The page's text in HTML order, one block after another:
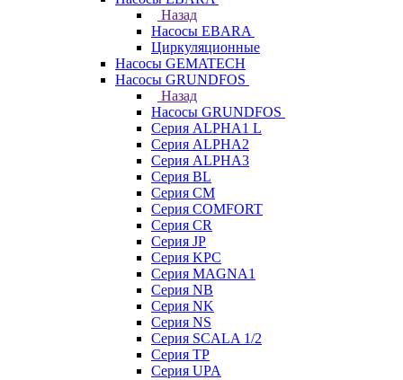
Назад
Насосы EBARA
Циркуляционные
Насосы GEMATECH
Насосы GRUNDFOS
Назад
Насосы GRUNDFOS
Серия ALPHA1 L
Серия ALPHA2
Серия ALPHA3
Серия BL
Серия CM
Серия COMFORT
Серия CR
Серия JP
Серия KPC
Серия MAGNA1
Серия NB
Серия NK
Серия NS
Серия SCALA 1/2
Серия TP
Серия UPA